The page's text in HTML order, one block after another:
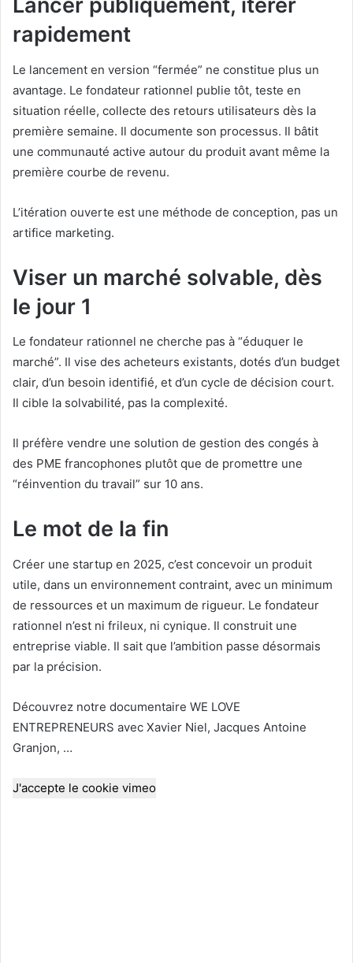
rapidement
Le lancement en version “fermée” ne constitue plus un
avantage. Le fondateur rationnel publie tôt, teste en
situation réelle, collecte des retours utilisateurs dès la
première semaine. Il documente son processus. Il bâtit
une communauté active autour du produit avant même la
première courbe de revenu.
L’itération ouverte est une méthode de conception, pas un
artifice marketing.
Viser un marché solvable, dès
le jour 1
Le fondateur rationnel ne cherche pas à “éduquer le
marché”. Il vise des acheteurs existants, dotés d’un budget
clair, d’un besoin identifié, et d’un cycle de décision court.
Il cible la solvabilité, pas la complexité.
Il préfère vendre une solution de gestion des congés à
des PME francophones plutôt que de promettre une
“réinvention du travail” sur 10 ans.
Le mot de la fin
Créer une startup en 2025, c’est concevoir un produit
utile, dans un environnement contraint, avec un minimum
de ressources et un maximum de rigueur. Le fondateur
rationnel n’est ni frileux, ni cynique. Il construit une
entreprise viable. Il sait que l’ambition passe désormais
par la précision.
Découvrez notre documentaire WE LOVE
ENTREPRENEURS avec Xavier Niel, Jacques Antoine
Granjon, …
J'accepte le cookie vimeo